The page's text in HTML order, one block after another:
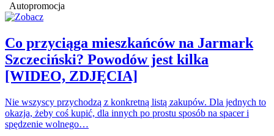
Autopromocja
Co przyciąga mieszkańców na Jarmark
Szczeciński? Powodów jest kilka
[WIDEO, ZDJĘCIA]
Nie wszyscy przychodzą z konkretną listą zakupów. Dla jednych to
okazja, żeby coś kupić, dla innych po prostu sposób na spacer i
spędzenie wolnego…